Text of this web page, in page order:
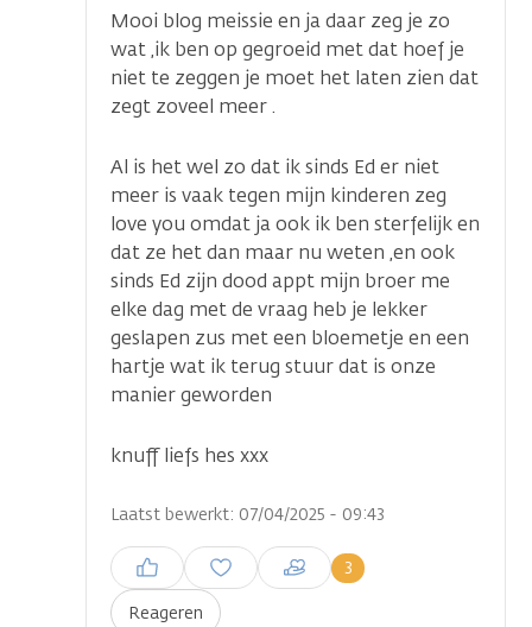
Mooi blog meissie en ja daar zeg je zo
wat ,ik ben op gegroeid met dat hoef je
niet te zeggen je moet het laten zien dat
zegt zoveel meer .
Al is het wel zo dat ik sinds Ed er niet
meer is vaak tegen mijn kinderen zeg
love you omdat ja ook ik ben sterfelijk en
dat ze het dan maar nu weten ,en ook
sinds Ed zijn dood appt mijn broer me
elke dag met de vraag heb je lekker
geslapen zus met een bloemetje en een
hartje wat ik terug stuur dat is onze
manier geworden
knuff liefs hes xxx
Laatst bewerkt: 07/04/2025 - 09:43
Reageren
3
Inloggen om een reactie te
plaatsen